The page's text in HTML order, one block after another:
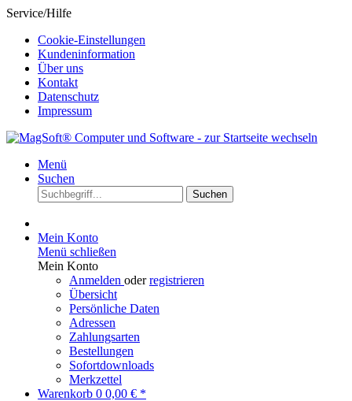
Service/Hilfe
Cookie-Einstellungen
Kundeninformation
Über uns
Kontakt
Datenschutz
Impressum
Menü
Suchen
Suchen
Mein Konto
Menü schließen
Mein Konto
Anmelden oderregistrieren
Übersicht
Persönliche Daten
Adressen
Zahlungsarten
Bestellungen
Sofortdownloads
Merkzettel
Warenkorb 0 0,00 € *